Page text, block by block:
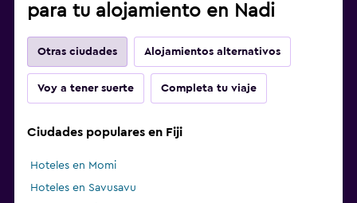
para tu alojamiento en Nadi
Otras ciudades Alojamientos alternativos
Voy a tener suerte Completa tu viaje
Ciudades populares en Fiji
Hoteles en Momi
Hoteles en Savusavu